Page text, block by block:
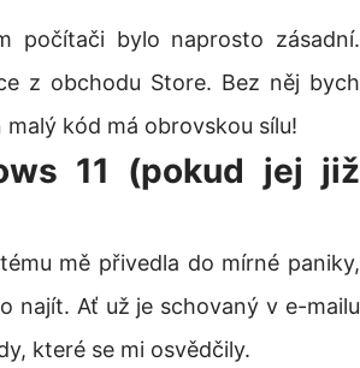
počítači bylo naprosto zásadní.
z obchodu Store. Bez něj bych
kód má obrovskou sílu!
11 (pokud jej již
mě přivedla do mírné paniky,
najít. Ať už je schovaný v e-mailu
které se mi osvědčily.